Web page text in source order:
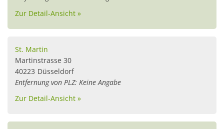
Zur Detail-Ansicht »
St. Martin
Martinstrasse 30
40223 Düsseldorf
Entfernung von PLZ: Keine Angabe
Zur Detail-Ansicht »